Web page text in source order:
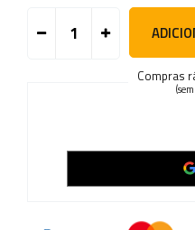
Compras